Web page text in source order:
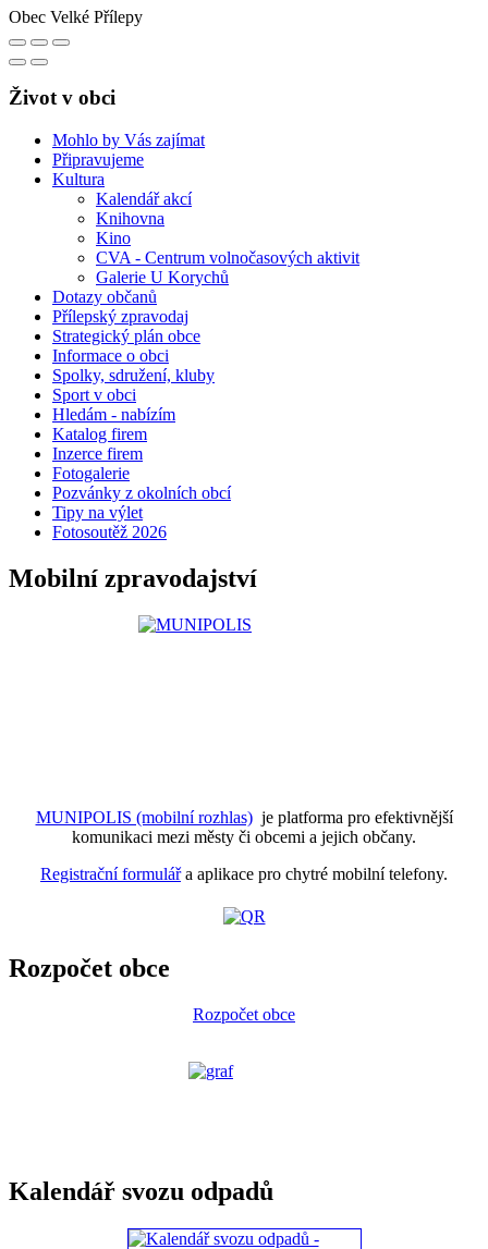
Obec Velké Přílepy
Život v obci
Mohlo by Vás zajímat
Připravujeme
Kultura
Kalendář akcí
Knihovna
Kino
CVA - Centrum volnočasových aktivit
Galerie U Korychů
Dotazy občanů
Přílepský zpravodaj
Strategický plán obce
Informace o obci
Spolky, sdružení, kluby
Sport v obci
Hledám - nabízím
Katalog firem
Inzerce firem
Fotogalerie
Pozvánky z okolních obcí
Tipy na výlet
Fotosoutěž 2026
Mobilní zpravodajství
MUNIPOLIS (mobilní rozhlas)je platforma pro efektivnější
komunikaci mezi městy či obcemi a jejich občany.
Registrační formulářa aplikace pro chytré mobilní telefony.
Rozpočet obce
Rozpočet obce
Kalendář svozu odpadů